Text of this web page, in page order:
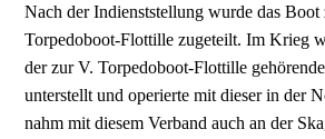
Nach der Indienststellung wurde das Boot
Torpedoboot-Flottille zugeteilt. Im Krieg
der zur V. Torpedoboot-Flottille
unterstellt und operierte mit dieser in der
nahm mit diesem Verband auch an der